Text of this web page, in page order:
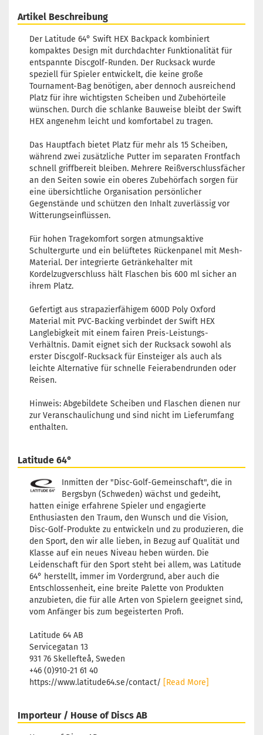
Artikel Beschreibung
Der Latitude 64° Swift HEX Backpack kombiniert
kompaktes Design mit durchdachter Funktionalität für
entspannte Discgolf-Runden. Der Rucksack wurde
speziell für Spieler entwickelt, die keine große
Tournament-Bag benötigen, aber dennoch ausreichend
Platz für ihre wichtigsten Scheiben und Zubehörteile
wünschen. Durch die schlanke Bauweise bleibt der Swift
HEX angenehm leicht und komfortabel zu tragen.
Das Hauptfach bietet Platz für mehr als 15 Scheiben,
während zwei zusätzliche Putter im separaten Frontfach
schnell griffbereit bleiben. Mehrere Reißverschlussfächer
an den Seiten sowie ein oberes Zubehörfach sorgen für
eine übersichtliche Organisation persönlicher
Gegenstände und schützen den Inhalt zuverlässig vor
Witterungseinflüssen.
Für hohen Tragekomfort sorgen atmungsaktive
Schultergurte und ein belüftetes Rückenpanel mit Mesh-
Material. Der integrierte Getränkehalter mit
Kordelzugverschluss hält Flaschen bis 600 ml sicher an
ihrem Platz.
Gefertigt aus strapazierfähigem 600D Poly Oxford
Material mit PVC-Backing verbindet der Swift HEX
Langlebigkeit mit einem fairen Preis-Leistungs-
Verhältnis. Damit eignet sich der Rucksack sowohl als
erster Discgolf-Rucksack für Einsteiger als auch als
leichte Alternative für schnelle Feierabendrunden oder
Reisen.
Hinweis: Abgebildete Scheiben und Flaschen dienen nur
zur Veranschaulichung und sind nicht im Lieferumfang
enthalten.
Latitude 64°
Inmitten der "Disc-Golf-Gemeinschaft", die in
Bergsbyn (Schweden) wächst und gedeiht,
hatten einige erfahrene Spieler und engagierte
Enthusiasten den Traum, den Wunsch und die Vision,
Disc-Golf-Produkte zu entwickeln und zu produzieren, die
den Sport, den wir alle lieben, in Bezug auf Qualität und
Klasse auf ein neues Niveau heben würden. Die
Leidenschaft für den Sport steht bei allem, was Latitude
64° herstellt, immer im Vordergrund, aber auch die
Entschlossenheit, eine breite Palette von Produkten
anzubieten, die für alle Arten von Spielern geeignet sind,
vom Anfänger bis zum begeisterten Profi.
Latitude 64 AB
Servicegatan 13
931 76 Skellefteå, Sweden
+46 (0)910-21 61 40
https://www.latitude64.se/contact/ [Read More]
Importeur / House of Discs AB